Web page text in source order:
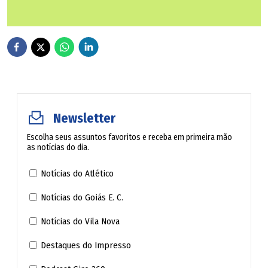
ressaltou a esposa.
Como doar para o cantor:
(HC/UFG)
Endereço:
Universitário, Goiânia (GO)
Identificação:Doação em nome de Alcemir da Luz
Carlos Filho
Sangue:Qualquer tipo sanguíneo
Newsletter
Escolha seus assuntos favoritos e receba em primeira mão
as notícias do dia.
Notícias do Atlético
Notícias do Goiás E. C.
Notícias do Vila Nova
Destaques do Impresso